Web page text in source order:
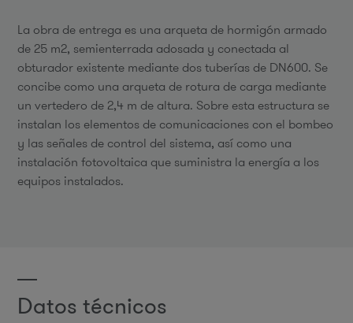
La obra de entrega es una arqueta de hormigón armado
de 25 m2, semienterrada adosada y conectada al
obturador existente mediante dos tuberías de DN600. Se
concibe como una arqueta de rotura de carga mediante
un vertedero de 2,4 m de altura. Sobre esta estructura se
instalan los elementos de comunicaciones con el bombeo
y las señales de control del sistema, así como una
instalación fotovoltaica que suministra la energía a los
equipos instalados.
Datos técnicos